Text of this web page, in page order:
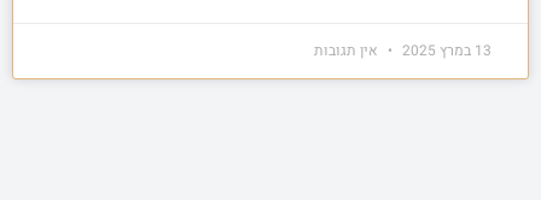
13 במרץ 2025 אין תגובות